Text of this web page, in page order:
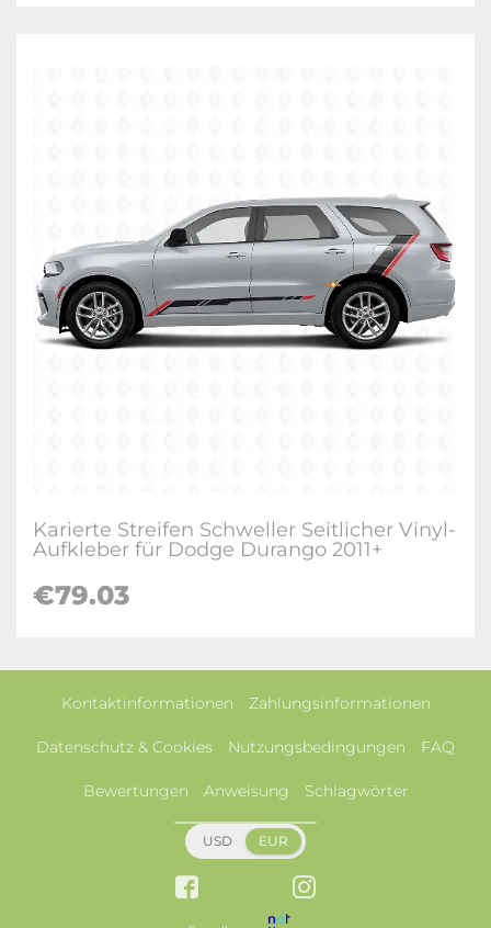
Karierte Streifen Schweller Seitlicher Vinyl-
Aufkleber für Dodge Durango 2011+
€79.03
Kontaktinformationen Zahlungsinformationen
Datenschutz & Cookies Nutzungsbedingungen FAQ
Bewertungen Anweisung Schlagwörter
USD EUR